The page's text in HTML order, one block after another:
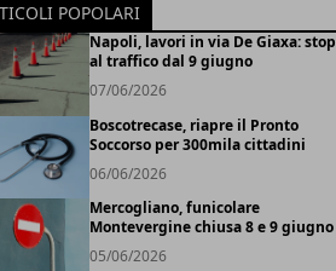
POPOLARI
Napoli, lavori in via De Giaxa: stop
al traffico dal 9 giugno
07/06/2026
Boscotrecase, riapre il Pronto
Soccorso per 300mila cittadini
06/06/2026
Mercogliano, funicolare
Montevergine chiusa 8 e 9 giugno
05/06/2026